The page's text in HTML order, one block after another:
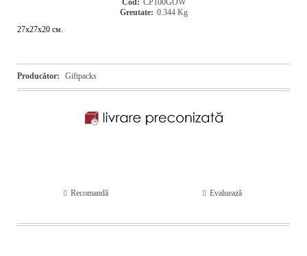
Cod: CP100GOW
Greutate: 0.344 Kg
27x27x20 см.
Producător: Giftpacks
Recomandă Evaluează